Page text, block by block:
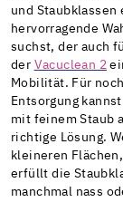
und
hervorragende
suchst, der auch
der Vacuclean 2
Mobilität. Für
Entsorgung
mit feinem Staub
richtige Lösung.
kleineren
erfüllt die
manchmal nass